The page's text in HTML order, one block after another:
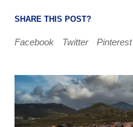
SHARE THIS POST?
Facebook Twitter Pinterest